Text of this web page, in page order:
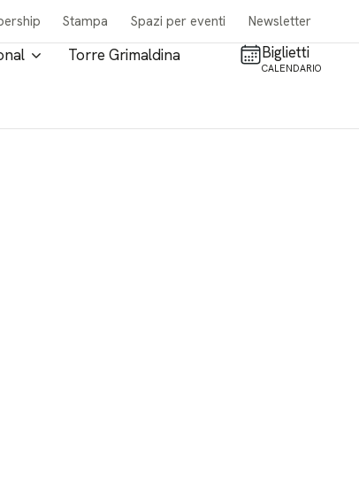
Stampa Spazi per eventi Newsletter
Torre Grimaldina Biglietti
CALENDARIO